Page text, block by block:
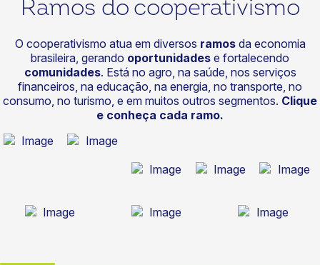
Ramos do cooperativismo
O cooperativismo atua em diversos ramosda economia
brasileira, gerando oportunidades e fortalecendo
comunidades. Está no agro, na saúde, nos serviços
financeiros, na educação, na energia, no transporte, no
consumo, no turismo, e em muitos outros segmentos. Clique
e conheça cada ramo.